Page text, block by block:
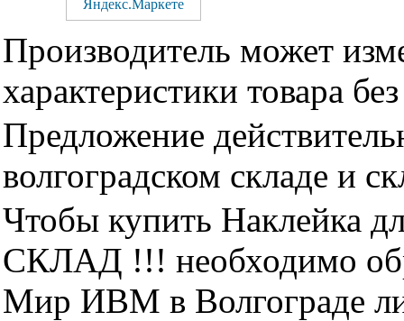
Производитель может
характеристики товара
Предложение
волгоградском складе и
Чтобы купить Наклейка
СКЛАД !!! необходимо
Мир ИВМ в Волгограде